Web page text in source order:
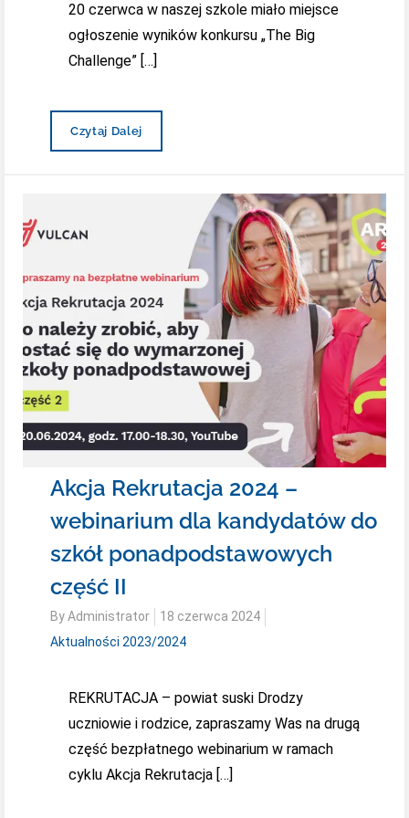
20 czerwca w naszej szkole miało miejsce
ogłoszenie wyników konkursu „The Big
Challenge” […]
Konkursowe
Taneczny
Czytaj Dalej
Akcja Rekrutacja 2024 –
webinarium dla kandydatów do
szkół ponadpodstawowych
część II
ByAdministrator
Posted
on
18 czerwca 2024
Aktualności 2023/2024
REKRUTACJA – powiat suski Drodzy
uczniowie i rodzice, zapraszamy Was na drugą
część bezpłatnego webinarium w ramach
cyklu Akcja Rekrutacja […]